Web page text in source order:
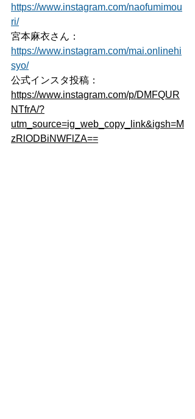
https://www.instagram.com/naofumimou
ri/
宮本麻衣さん：
https://www.instagram.com/mai.onlinehi
syo/
公式インスタ投稿：
https://www.instagram.com/p/DMFQUR
NTfrA/?
utm_source=ig_web_copy_link&igsh=M
zRlODBiNWFlZA==